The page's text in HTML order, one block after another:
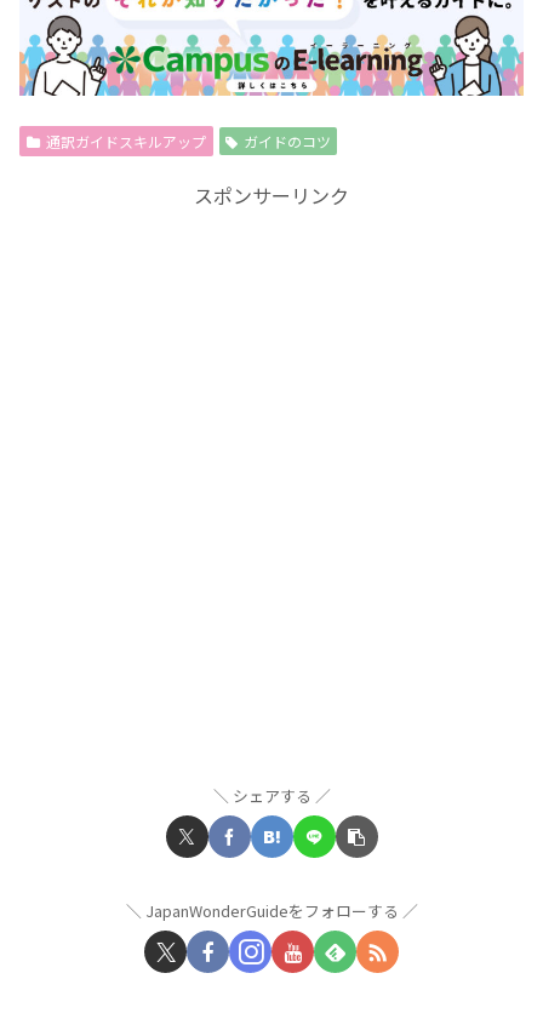
通訳ガイドスキルアップ ガイドのコツ
スポンサーリンク
シェアする
JapanWonderGuideをフォローする